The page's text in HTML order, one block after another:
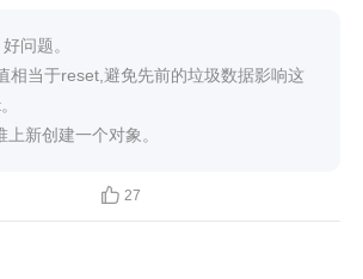
问题。
相当于reset,避免先前的垃圾数据影响这
上新创建一个对象。
 27